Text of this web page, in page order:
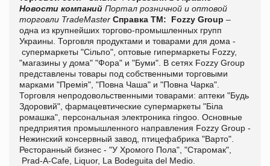
Новости компаний Портал розничной и оптовой
торговли TradeMaster Справка ТМ: Fozzy Group –
одна из крупнейших торгово-промышленных групп
Украины. Торговля продуктами и товарами для дома -
супермаркеты "Сільпо", оптовые гипермаркеты Fozzy,
"магазины у дома" "Фора" и "Буми". В сетях Fozzy Group
представлены товары под собственными торговыми
марками "Премія", "Повна Чаша" и "Повна Чарка".
Торговля непродовольственными товарами: аптеки "Будь
Здоровий", фармацевтические супермаркеты "Біла
ромашка", персональная электроника ringoo. Основные
предприятия промышленного направления Fozzy Group -
Нежинский консервный завод, птицефабрика "Варто".
Ресторанный бизнес - "У Хромого Пола", "Старомак",
Prad-A-Cafe, Liquor, La Bodeguita del Medio.